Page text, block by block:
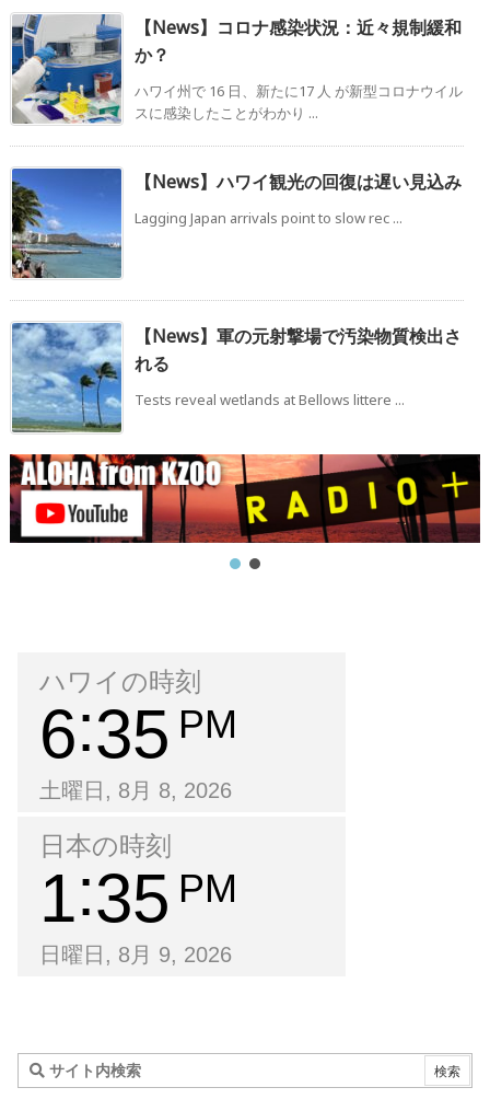
【News】コロナ感染状況：近々規制緩和
か？
ハワイ州で 16 日、新たに17 人 が新型コロナウイル
スに感染したことがわかり ...
【News】ハワイ観光の回復は遅い見込み
Lagging Japan arrivals point to slow rec ...
【News】軍の元射撃場で汚染物質検出さ
れる
Tests reveal wetlands at Bellows littere ...
ハワイの時刻
6 35 PM
土曜日, 8月 8, 2026
日本の時刻
1 35 PM
日曜日, 8月 9, 2026